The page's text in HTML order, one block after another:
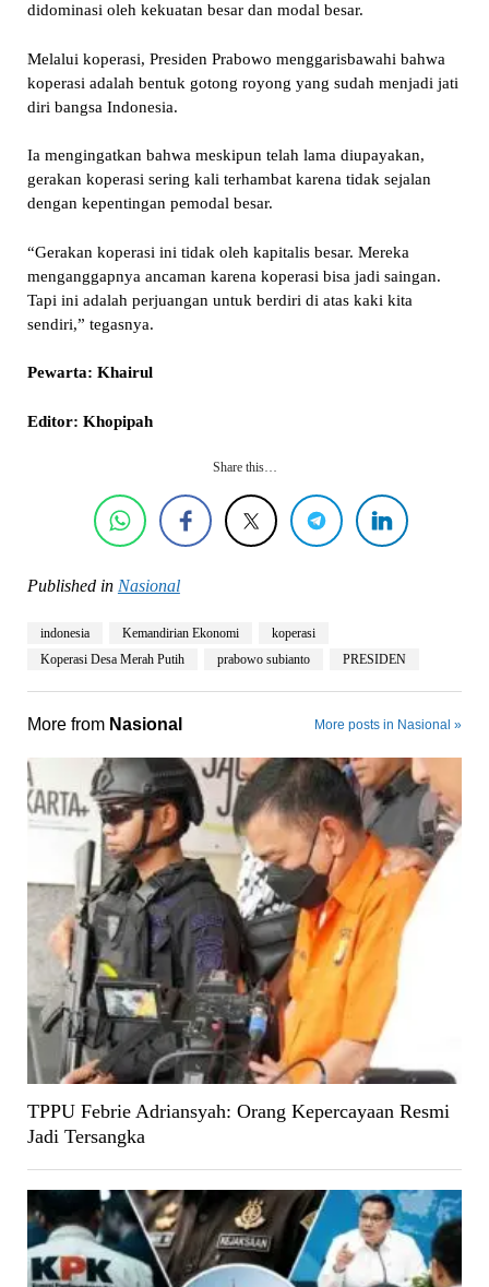
didominasi oleh kekuatan besar dan modal besar.
Melalui koperasi, Presiden Prabowo menggarisbawahi bahwa
koperasi adalah bentuk gotong royong yang sudah menjadi jati
diri bangsa Indonesia.
Ia mengingatkan bahwa meskipun telah lama diupayakan,
gerakan koperasi sering kali terhambat karena tidak sejalan
dengan kepentingan pemodal besar.
“Gerakan koperasi ini tidak oleh kapitalis besar. Mereka
menganggapnya ancaman karena koperasi bisa jadi saingan.
Tapi ini adalah perjuangan untuk berdiri di atas kaki kita
sendiri,” tegasnya.
Pewarta: Khairul
Editor: Khopipah
Share this…
Published in Nasional
indonesia Kemandirian Ekonomi
koperasi
Koperasi Desa Merah Putih
prabowo subianto PRESIDEN
More from Nasional More posts in Nasional »
TPPU Febrie Adriansyah: Orang Kepercayaan Resmi
Jadi Tersangka